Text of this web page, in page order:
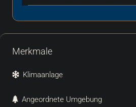
Merkmale
Klimaanlage
Angeordnete Umgebung